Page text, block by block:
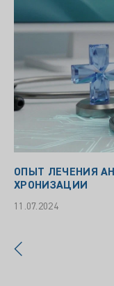
ОПЫТ ЛЕЧЕНИЯ
ХРОНИЗАЦИИ
11.07.2024